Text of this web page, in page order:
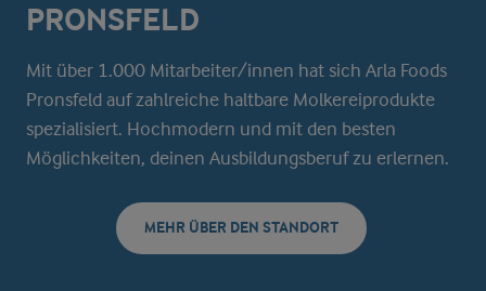
PRONSFELD
Mit über 1.000 Mitarbeiter/innen hat sich Arla Foods
Pronsfeld auf zahlreiche haltbare Molkereiprodukte
spezialisiert. Hochmodern und mit den besten
Möglichkeiten, deinen Ausbildungsberuf zu erlernen.
MEHR ÜBER DEN STANDORT